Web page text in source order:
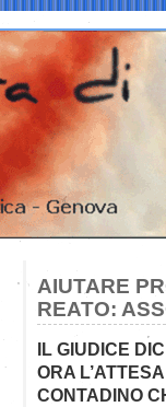
AIUTARE
REATO:
IL GIUDICE
ORA
CONTADINO